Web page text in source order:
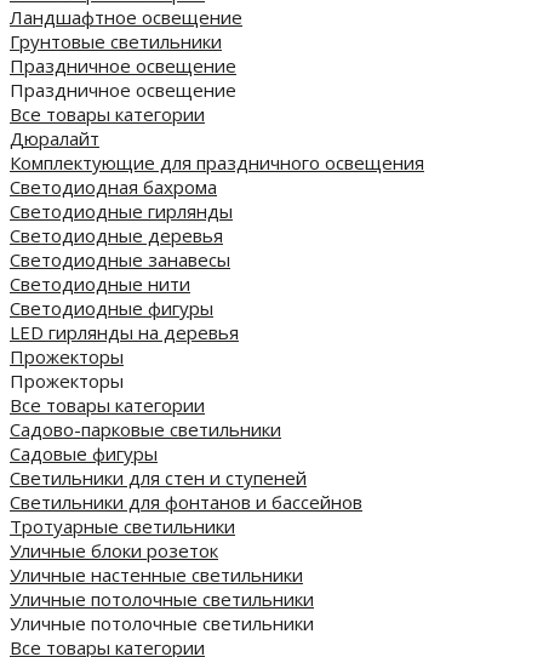
Ландшафтное освещение
Грунтовые светильники
Праздничное освещение
Праздничное освещение
Все товары категории
Дюралайт
Комплектующие для праздничного освещения
Светодиодная бахрома
Светодиодные гирлянды
Светодиодные деревья
Светодиодные занавесы
Светодиодные нити
Светодиодные фигуры
LED гирлянды на деревья
Прожекторы
Прожекторы
Все товары категории
Садово-парковые светильники
Садовые фигуры
Светильники для стен и ступеней
Светильники для фонтанов и бассейнов
Тротуарные светильники
Уличные блоки розеток
Уличные настенные светильники
Уличные потолочные светильники
Уличные потолочные светильники
Все товары категории